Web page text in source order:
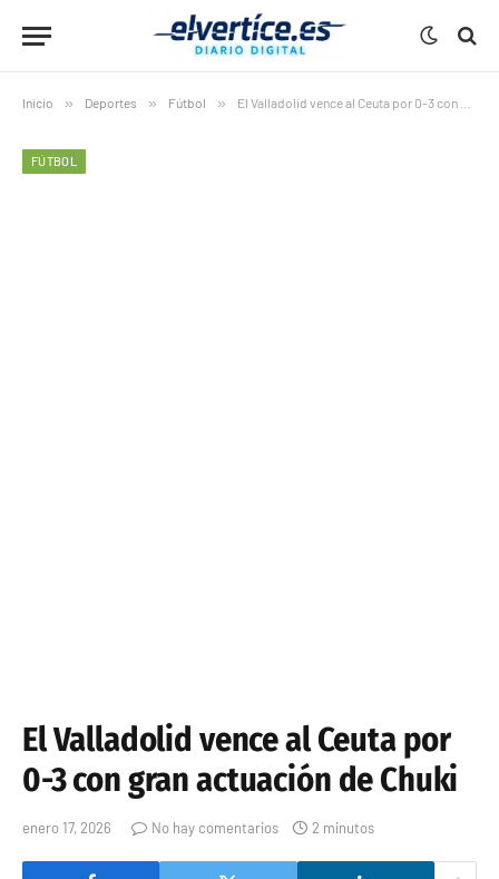
Inicio » Deportes » Fútbol » El Valladolid vence al Ceuta por 0-3 con gran actuación de Chuki
FÚTBOL
El Valladolid vence al Ceuta por
0-3 con gran actuación de Chuki
enero 17, 2026 No hay comentarios 2 minutos